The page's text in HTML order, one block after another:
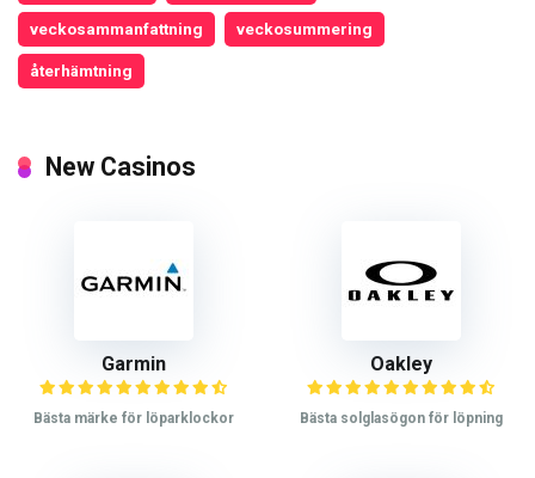
veckosammanfattning veckosummering
återhämtning
New Casinos
Garmin
Bästa märke för löparklockor
Oakley
Bästa solglasögon för löpning